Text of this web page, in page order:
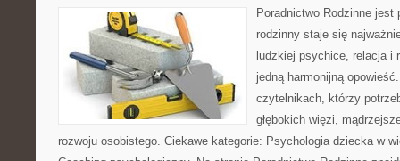
Poradnictwo Rodzinne
rodzinny staje się
ludzkiej psychice, relacja i
jedną harmonijną
czytelnikach, którzy
głębokich więzi,
rozwoju osobistego. Ciekawe kategorie: Psychologia dziecka w